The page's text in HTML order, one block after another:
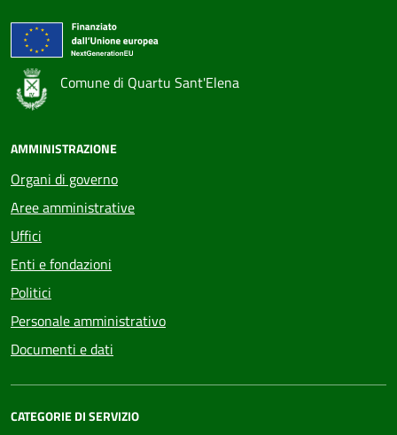
Comune di Quartu Sant'Elena
AMMINISTRAZIONE
Organi di governo
Aree amministrative
Uffici
Enti e fondazioni
Politici
Personale amministrativo
Documenti e dati
CATEGORIE DI SERVIZIO